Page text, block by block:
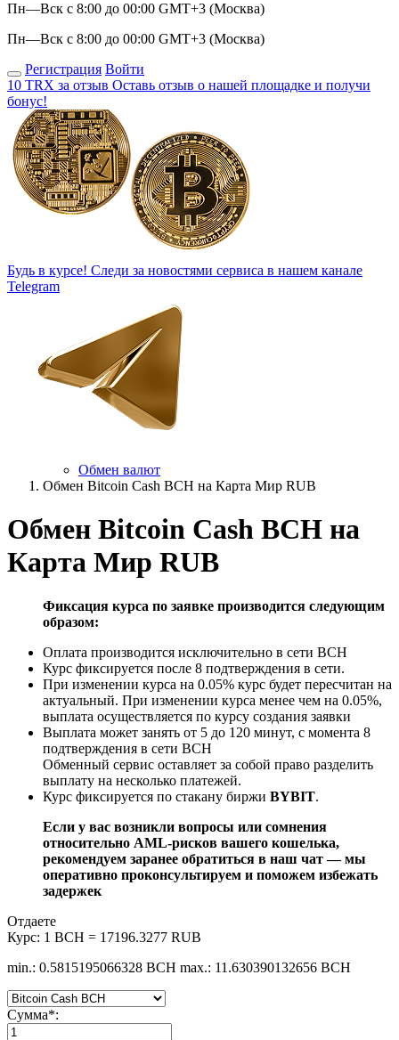
Пн—Вск с 8:00 до 00:00 GMT+3 (Москва)
Пн—Вск с 8:00 до 00:00 GMT+3 (Москва)
Регистрация Войти
10 TRX за отзыв Оставь отзыв о нашей площадке и получи
бонус!
Будь в курсе! Следи за новостями сервиса в нашем канале
Telegram
Обмен валют
Обмен Bitcoin Cash BCH на Карта Мир RUB
Обмен Bitcoin Cash BCH на
Карта Мир RUB
Фиксация курса по заявке производится следующим
образом:
Оплата производится исключительно в сети BCH
Курс фиксируется после 8 подтверждения в сети.
При изменении курса на 0.05% курс будет пересчитан на
актуальный. При изменении курса менее чем на 0.05%,
выплата осуществляется по курсу создания заявки
Выплата может занять от 5 до 120 минут, с момента 8
подтверждения в сети BCH
Обменный сервис оставляет за собой право разделить
выплату на несколько платежей.
Курс фиксируется по стакану биржи BYBIT.
Если у вас возникли вопросы или сомнения
относительно AML-рисков вашего кошелька,
рекомендуем заранее обратиться в наш чат — мы
оперативно проконсультируем и поможем избежать
задержек
Отдаете
Курс: 1 BCH = 17196.3277 RUB
min.: 0.5815195066328 BCH max.: 11.630390132656 BCH
Сумма*: